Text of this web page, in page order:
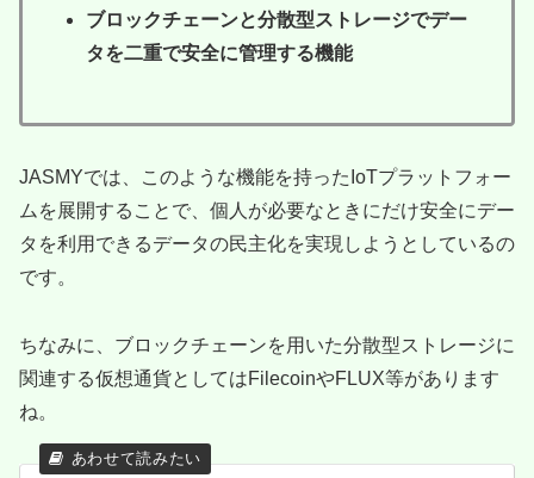
ブロックチェーンと分散型ストレージでデー
タを二重で安全に管理する機能
JASMYでは、このような機能を持ったIoTプラットフォー
ムを展開することで、個人が必要なときにだけ安全にデー
タを利用できるデータの民主化を実現しようとしているの
です。
ちなみに、ブロックチェーンを用いた分散型ストレージに
関連する仮想通貨としてはFilecoinやFLUX等があります
ね。